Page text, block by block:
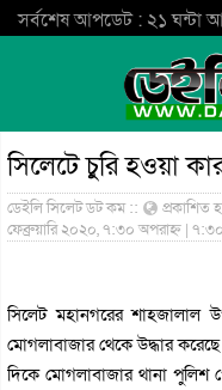
সর্বশেষ আপডেট : ২১ ঘন্টা
সিলেটে চুরি হওয়া
ডেইলি সিলেট ডট কম ::
প্রকাশিত
ফেব্রুয়ারি ২০২০, ৭:৩০ অপরাহ্ন |
সিলেট মহানগরের শাহজালাল
মোগলাবাজার থেকে উদ্ধার
দিকে মোগলাবাজার থানা পুলিশ